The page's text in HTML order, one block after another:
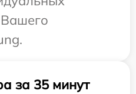
за 35 минут